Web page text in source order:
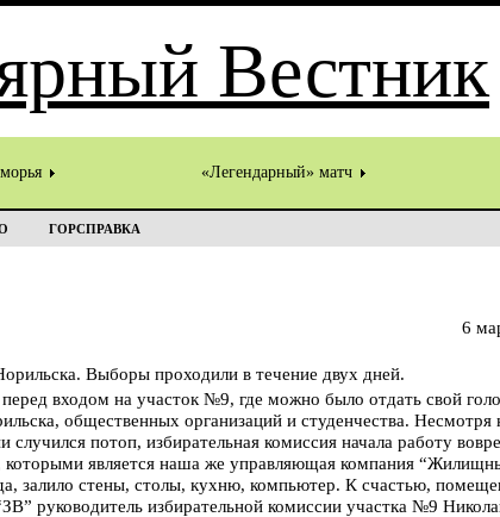
«Легендарный» матч
ГОРСПРАВКА
6
Выборы проходили в течение двух дней.
входом на участок №9, где можно было отдать свой
общественных организаций и студенчества. Несмотря
потоп, избирательная комиссия начала работу
которыми является наша же управляющая компания
залило стены, столы, кухню, компьютер. К счастью,
руководитель избирательной комиссии участка №9